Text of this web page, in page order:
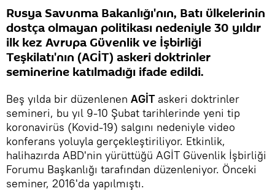
Rusya Savunma Bakanlığı'nın, Batı ülkelerinin
dostça olmayan politikası nedeniyle 30 yıldır
ilk kez Avrupa Güvenlik ve İşbirliği
Teşkilatı'nın (AGİT) askeri doktrinler
seminerine katılmadığı ifade edildi.
Beş yılda bir düzenlenen AGİTaskeri doktrinler
semineri, bu yıl 9-10 Şubat tarihlerinde yeni tip
koronavirüs (Kovid-19) salgını nedeniyle video
konferans yoluyla gerçekleştiriliyor. Etkinlik,
halihazırda ABD'nin yürüttüğü AGİT Güvenlik İşbirliği
Forumu Başkanlığı tarafından düzenleniyor. Önceki
seminer, 2016'da yapılmıştı.